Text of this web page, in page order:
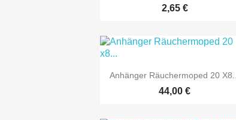
2,65 €
 Vorschau
Anhänger Räuchermoped 20 X8...
44,00 €